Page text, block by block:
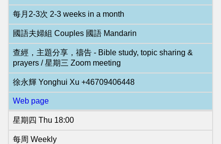
基
百
科
NCCC
Wikipedia
Common
NCCC
Facebook
page
每月2-3次 2-3 weeks in a month
國語夫婦組 Couples 國語 Mandarin
查經，主題分享，禱告 - Bible study, topic sharing &
prayers / 星期三 Zoom meeting
徐永輝 Yonghui Xu +46709406448
Web page
星期四 Thu 18:00
每周 Weekly